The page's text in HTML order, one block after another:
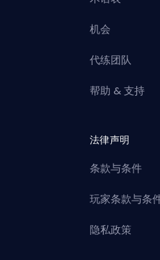
机会
代练团队
帮助 & 支持
法律声明
条款与条件
玩家条款与条
隐私政策